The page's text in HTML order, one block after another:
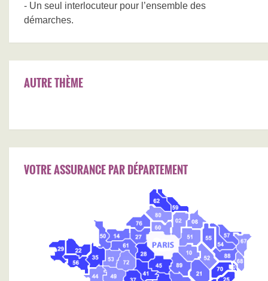
- Un seul interlocuteur pour l’ensemble des
démarches.
AUTRE THÈME
VOTRE ASSURANCE PAR DÉPARTEMENT